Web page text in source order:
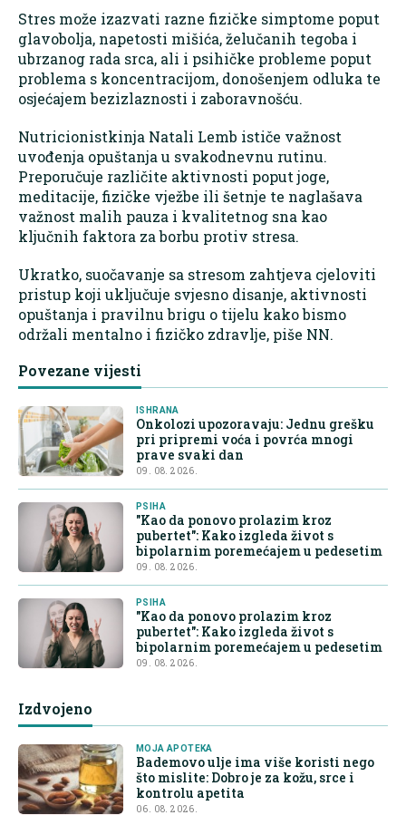
Stres može izazvati razne fizičke simptome poput
glavobolja, napetosti mišića, želučanih tegoba i
ubrzanog rada srca, ali i psihičke probleme poput
problema s koncentracijom, donošenjem odluka te
osjećajem bezizlaznosti i zaboravnošću.
Nutricionistkinja Natali Lemb ističe važnost
uvođenja opuštanja u svakodnevnu rutinu.
Preporučuje različite aktivnosti poput joge,
meditacije, fizičke vježbe ili šetnje te naglašava
važnost malih pauza i kvalitetnog sna kao
ključnih faktora za borbu protiv stresa.
Ukratko, suočavanje sa stresom zahtjeva cjeloviti
pristup koji uključuje svjesno disanje, aktivnosti
opuštanja i pravilnu brigu o tijelu kako bismo
održali mentalno i fizičko zdravlje, piše NN.
Povezane vijesti
ISHRANA
Onkolozi upozoravaju: Jednu grešku
pri pripremi voća i povrća mnogi
prave svaki dan
09. 08. 2026.
PSIHA
"Kao da ponovo prolazim kroz
pubertet": Kako izgleda život s
bipolarnim poremećajem u pedesetim
09. 08. 2026.
PSIHA
"Kao da ponovo prolazim kroz
pubertet": Kako izgleda život s
bipolarnim poremećajem u pedesetim
09. 08. 2026.
Izdvojeno
MOJA APOTEKA
Bademovo ulje ima više koristi nego
što mislite: Dobro je za kožu, srce i
kontrolu apetita
06. 08. 2026.